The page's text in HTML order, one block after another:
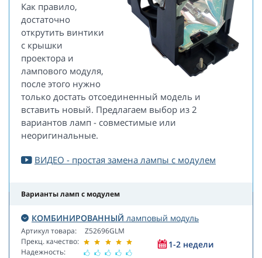
Как правило,
достаточно
открутить винтики
с крышки
проектора и
лампового модуля,
после этого нужно
только достать отсоединенный модель и
вставить новый. Предлагаем выбор из 2
вариантов ламп - совместимые или
неоригинальные.
ВИДЕО - простая замена лампы с модулем
Варианты ламп с модулем
КОМБИНИРОВАННЫЙ ламповый модуль
Артикул товара:
Прекц. качество:
Надежность:
Z52696GLM
1-2 недели